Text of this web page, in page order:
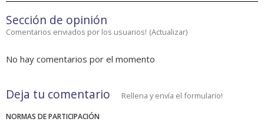
Sección de opinión
Comentarios enviados por los usuarios! (Actualizar)
No hay comentarios por el momento
Deja tu comentario Rellena y envía el formulario!
NORMAS DE PARTICIPACIÓN